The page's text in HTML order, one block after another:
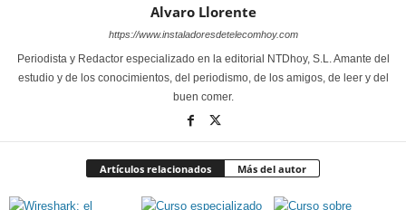
Alvaro Llorente
https://www.instaladoresdetelecomhoy.com
Periodista y Redactor especializado en la editorial NTDhoy, S.L. Amante del
estudio y de los conocimientos, del periodismo, de los amigos, de leer y del
buen comer.
Artículos relacionados Más del autor